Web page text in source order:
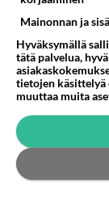
04.08.2026 04:27
Mitä uskot
😇
04.08.2026 18:30
Voiko meidän
Koskaan parantua
Mainonnan ja
Hyväksymällä
tätä palvelua,
tietojen käsittelyä
muuttaa muita